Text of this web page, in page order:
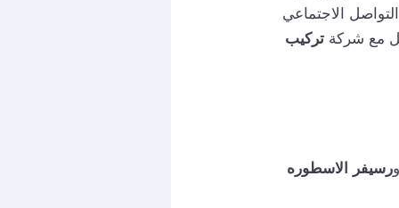
الاجتماعي
مع شركةتركيب
ورسيفر الاسطوره